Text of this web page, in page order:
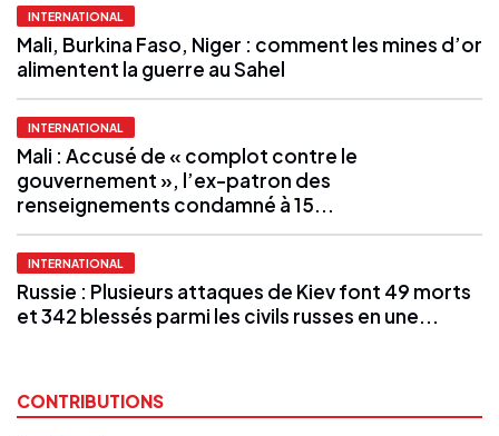
INTERNATIONAL
Mali, Burkina Faso, Niger : comment les mines d’or
alimentent la guerre au Sahel
INTERNATIONAL
Mali : Accusé de « complot contre le
gouvernement », l’ex-patron des
renseignements condamné à 15...
INTERNATIONAL
Russie : Plusieurs attaques de Kiev font 49 morts
et 342 blessés parmi les civils russes en une...
CONTRIBUTIONS